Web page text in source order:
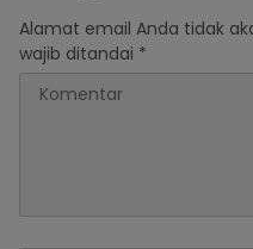
Alamat email Anda tidak
wajib ditandai *